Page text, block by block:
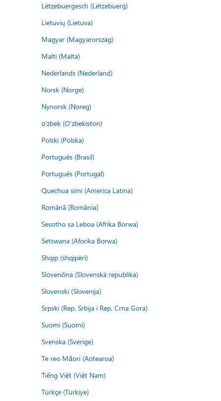
Lëtzebuergesch (Lëtzebuerg)
Lietuvių (Lietuva)
Magyar (Magyarország)
Malti (Malta)
Nederlands (Nederland)
Norsk (Norge)
Nynorsk (Noreg)
o'zbek (O'zbekiston)
Polski (Polska)
Português (Brasil)
Português (Portugal)
Quechua simi (America Latina)
Română (România)
Sesotho sa Leboa (Afrika Borwa)
Setswana (Aforika Borwa)
Shqip (shqipëri)
Slovenčina (Slovenská republika)
Slovenski (Slovenija)
Srpski (Rep. Srbija i Rep. Crna Gora)
Suomi (Suomi)
Svenska (Sverige)
Te reo Māori (Aotearoa)
Tiếng Việt (Việt Nam)
Türkçe (Türkiye)